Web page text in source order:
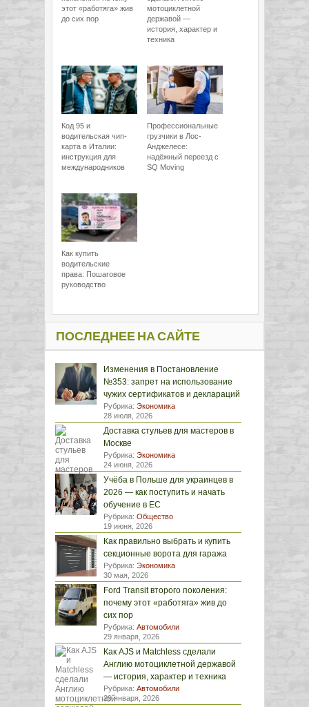
этот «работяга» жив
до сих пор
мотоциклетной
державой —
история, характер и
техника
Код 95 и
водительская чип-
карта в Италии:
инструкция для
международников
Профессиональные
грузчики в Лос-
Анджелесе:
надёжный переезд с
SQ Moving
Как купить
водительские
права: Пошаговое
руководство
ПОСЛЕДНЕЕ НА САЙТЕ
Изменения в Постановление
№353: запрет на использование
чужих сертификатов и деклараций
Рубрика: Экономика
28 июля, 2026
Доставка стульев для мастеров в
Москве
Рубрика: Экономика
24 июня, 2026
Учёба в Польше для украинцев в
2026 — как поступить и начать
обучение в ЕС
Рубрика: Общество
19 июня, 2026
Как правильно выбрать и купить
секционные ворота для гаража
Рубрика: Экономика
30 мая, 2026
Ford Transit второго поколения:
почему этот «работяга» жив до
сих пор
Рубрика: Автомобили
29 января, 2026
Как AJS и Matchless сделали
Англию мотоциклетной державой
— история, характер и техника
Рубрика: Автомобили
29 января, 2026